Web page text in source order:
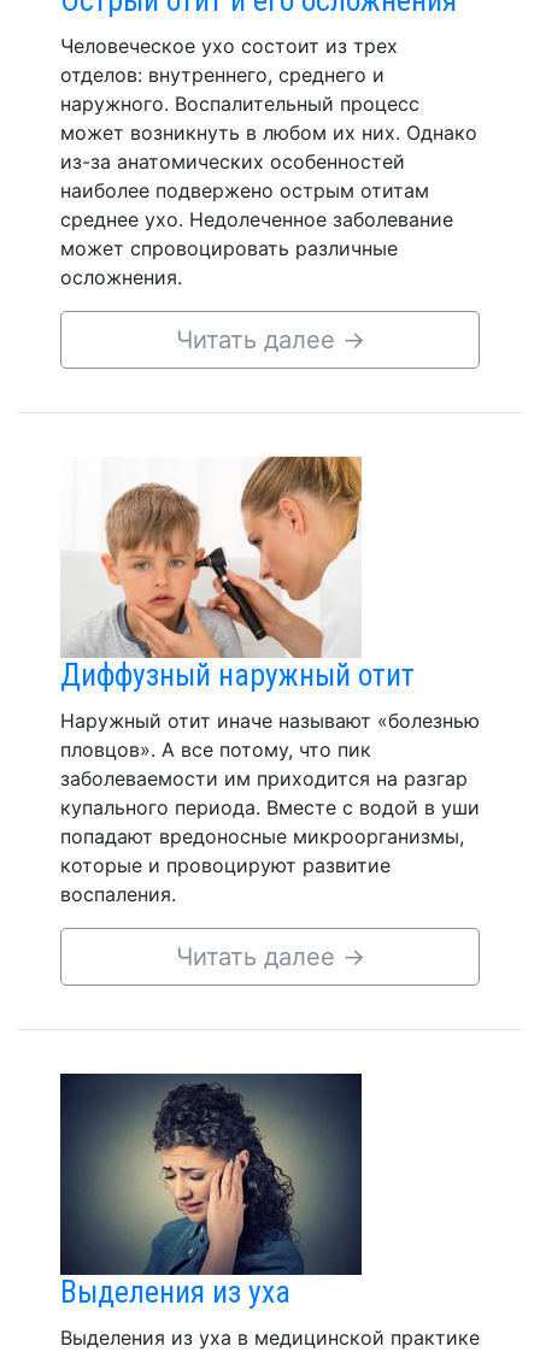
Человеческое ухо состоит из трех
отделов: внутреннего, среднего и
наружного. Воспалительный процесс
может возникнуть в любом их них. Однако
из-за анатомических особенностей
наиболее подвержено острым отитам
среднее ухо. Недолеченное заболевание
может спровоцировать различные
осложнения.
Читать далее →
Диффузный наружный отит
Наружный отит иначе называют «болезнью
пловцов». А все потому, что пик
заболеваемости им приходится на разгар
купального периода. Вместе с водой в уши
попадают вредоносные микроорганизмы,
которые и провоцируют развитие
воспаления.
Читать далее →
Выделения из уха
Выделения из уха в медицинской практике